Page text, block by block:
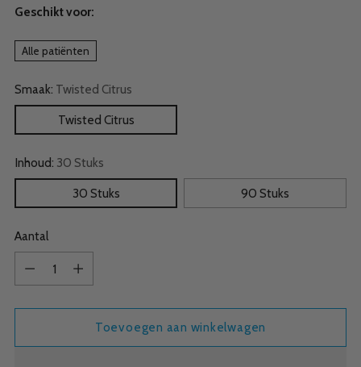
Geschikt voor:
Alle patiënten
Smaak: Twisted Citrus
Twisted Citrus
Inhoud: 30 Stuks
30 Stuks
90 Stuks
Aantal
Toevoegen aan winkelwagen